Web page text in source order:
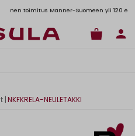
toimitus Manner-Suomeen yli 120 euron
|NKFKRELA-NEULETAKKI